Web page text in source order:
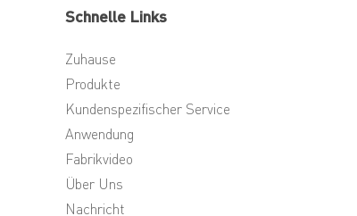
Schnelle Links
Zuhause
Produkte
Kundenspezifischer Service
Anwendung
Fabrikvideo
Über Uns
Nachricht